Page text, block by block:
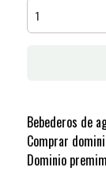
Bebederos de
Comprar
Dominio